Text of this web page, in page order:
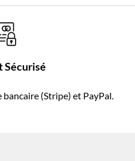
Sécurisé
(Stripe) et PayPal.